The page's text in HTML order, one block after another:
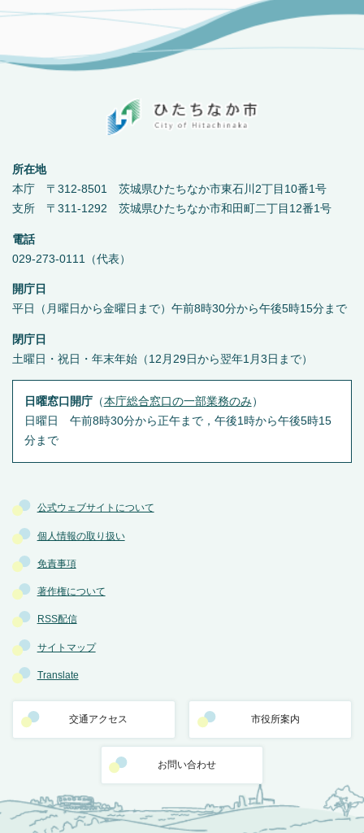
公式ウェブサイトについて
個人情報の取り扱い
免責事項
著作権について
RSS配信
サイトマップ
Translate
交通アクセス 市役所案内
お問い合わせ
所在地
本庁 〒312-8501 茨城県ひたちなか市東石川2丁目10番1号
支所 〒311-1292 茨城県ひたちなか市和田町二丁目12番1号
電話
029-273-0111（代表）
開庁日
平日（月曜日から金曜日まで）午前8時30分から午後5時15分まで
閉庁日
土曜日・祝日・年末年始（12月29日から翌年1月3日まで）
日曜窓口開庁（本庁総合窓口の一部業務のみ ）
日曜日 午前8時30分から正午まで，午後1時から午後5時15
分まで